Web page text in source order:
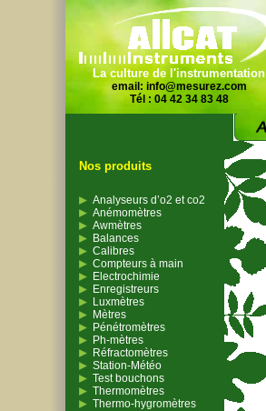
La culture de l'instrumentation
email: info@mesurez.com
Tél : 04 42 34 83 48
Nos produits
Analyseurs d’o2 et co2
Anémomètres
Awmètres
Balances
Calibres
Compteurs à main
Electrochimie
Enregistreurs
Luxmètres
Mètres
Pénétromètres
Ph-mètres
Réfractomètres
Station-Météo
Test bouchons
Thermomètres
Thermo-hygromètres